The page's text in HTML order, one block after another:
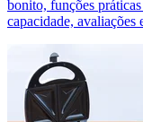
bonito, funções
capacidade, avaliações